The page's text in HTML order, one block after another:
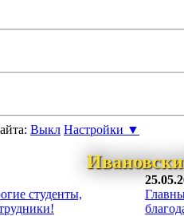
Выкл Настройки ▼
студенты,